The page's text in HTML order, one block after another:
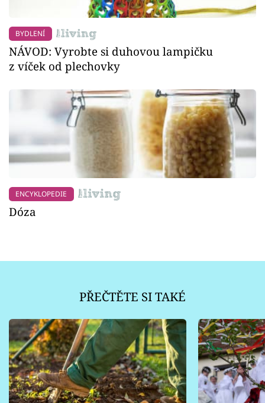
BYDLENÍ
NÁVOD: Vyrobte si duhovou lampičku
z víček od plechovky
ENCYKLOPEDIE
Dóza
PŘEČTĚTE SI TAKÉ